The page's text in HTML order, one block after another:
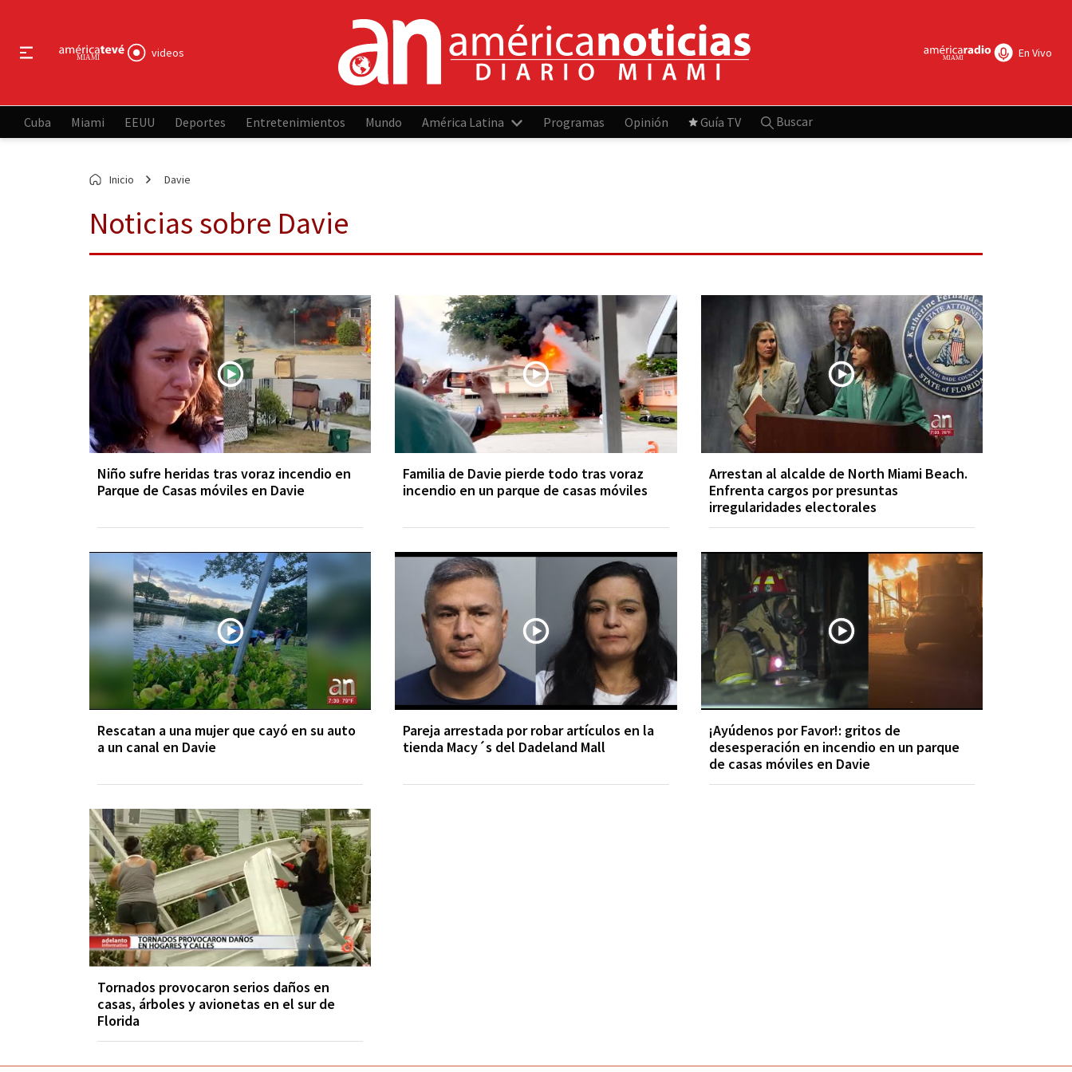
videos En Vivo
Cuba Miami EEUU Deportes Entretenimientos Mundo América Latina Programas Opinión Guía TV Buscar
Inicio Davie
Noticias sobre Davie
Niño sufre heridas tras voraz incendio en
Parque de Casas móviles en Davie
Familia de Davie pierde todo tras voraz
incendio en un parque de casas móviles
Arrestan al alcalde de North Miami Beach.
Enfrenta cargos por presuntas
irregularidades electorales
Rescatan a una mujer que cayó en su auto
a un canal en Davie
Pareja arrestada por robar artículos en la
tienda Macy´s del Dadeland Mall
¡Ayúdenos por Favor!: gritos de
desesperación en incendio en un parque
de casas móviles en Davie
Tornados provocaron serios daños en
casas, árboles y avionetas en el sur de
Florida